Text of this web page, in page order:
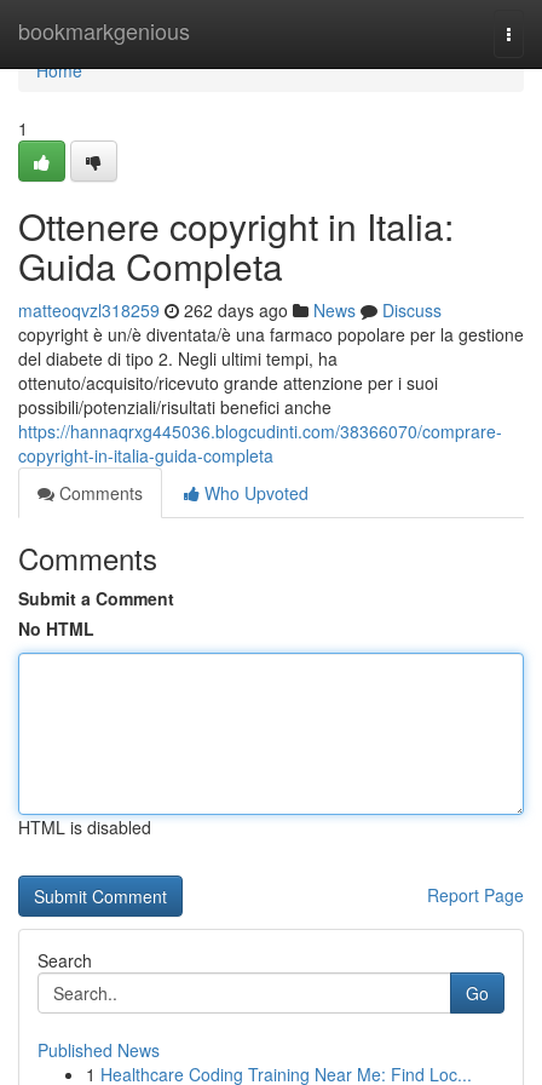
bookmarkgenious
Home
Home
1
Ottenere copyright in Italia:
Guida Completa
matteoqvzl318259 262 days ago News
Discuss
copyright è un/è diventata/è una farmaco popolare per la gestione
del diabete di tipo 2. Negli ultimi tempi, ha
ottenuto/acquisito/ricevuto grande attenzione per i suoi
possibili/potenziali/risultati benefici anche
https://hannaqrxg445036.blogcudinti.com/38366070/comprare-
copyright-in-italia-guida-completa
Comments
Who Upvoted
Comments
Submit a Comment
No HTML
HTML is disabled
Report Page
Search
Go
Published News
1 Healthcare Coding Training Near Me: Find Loc...